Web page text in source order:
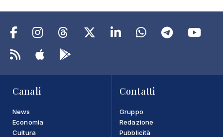
Canali
News
Economia
Cultura
Contatti
Gruppo
Redazione
Pubblicità